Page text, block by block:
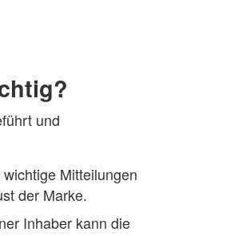
und
Mitteilungen
der Marke.
Inhaber kann die